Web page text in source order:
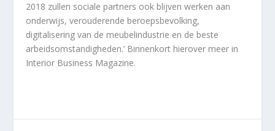
2018 zullen sociale partners ook blijven werken aan
onderwijs, verouderende beroepsbevolking,
digitalisering van de meubelindustrie en de beste
arbeidsomstandigheden.’ Binnenkort hierover meer in
Interior Business Magazine.